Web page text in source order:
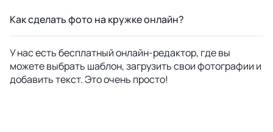
Как сделать фото на кружке онлайн?
У нас есть бесплатный онлайн-редактор, где вы
можете выбрать шаблон, загрузить свои фотографии и
добавить текст. Это очень просто!